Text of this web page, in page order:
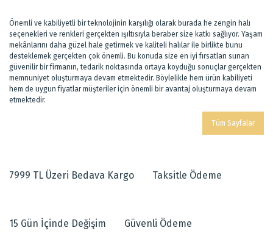
Önemli ve kabiliyetli bir teknolojinin karşılığı olarak burada he zengin halı
seçenekleri ve renkleri gerçekten ışıltısıyla beraber size katkı sağlıyor. Yaşam
mekânlarını daha güzel hale getirmek ve kaliteli halılar ile birlikte bunu
desteklemek gerçekten çok önemli. Bu konuda size en iyi fırsatları sunan
güvenilir bir firmanın, tedarik noktasında ortaya koyduğu sonuçlar gerçekten
memnuniyet oluşturmaya devam etmektedir. Böylelikle hem ürün kabiliyeti
hem de uygun fiyatlar müşteriler için önemli bir avantaj oluşturmaya devam
etmektedir.
Tüm Sayfalar
7999 TL Üzeri Bedava Kargo Taksitle Ödeme
15 Gün İçinde Değişim Güvenli Ödeme